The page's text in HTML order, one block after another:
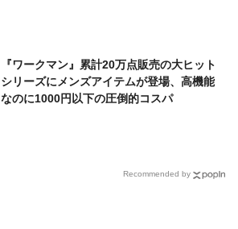
『ワークマン』累計20万点販売の大ヒット
シリーズにメンズアイテムが登場、高機能
なのに1000円以下の圧倒的コスパ
Recommended by